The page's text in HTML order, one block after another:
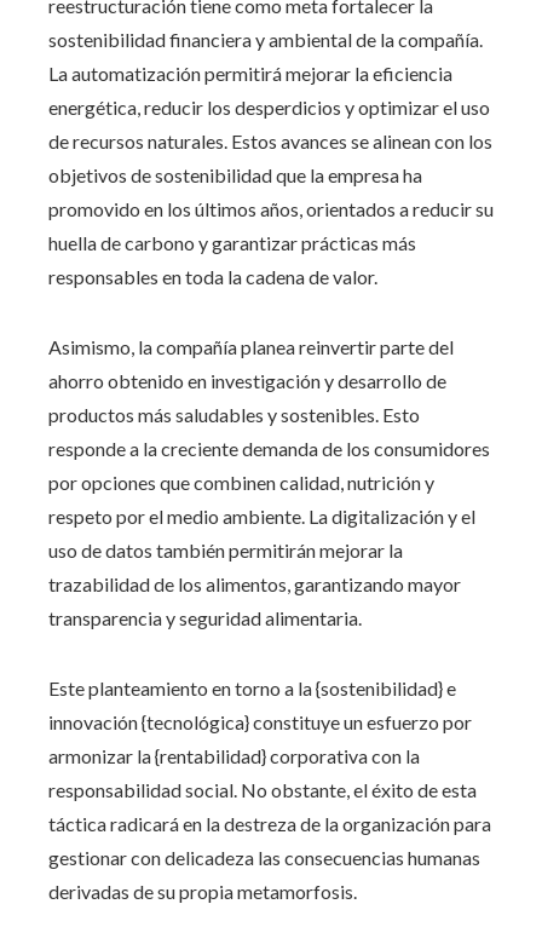
reestructuración tiene como meta fortalecer la
sostenibilidad financiera y ambiental de la compañía.
La automatización permitirá mejorar la eficiencia
energética, reducir los desperdicios y optimizar el uso
de recursos naturales. Estos avances se alinean con los
objetivos de sostenibilidad que la empresa ha
promovido en los últimos años, orientados a reducir su
huella de carbono y garantizar prácticas más
responsables en toda la cadena de valor.
Asimismo, la compañía planea reinvertir parte del
ahorro obtenido en investigación y desarrollo de
productos más saludables y sostenibles. Esto
responde a la creciente demanda de los consumidores
por opciones que combinen calidad, nutrición y
respeto por el medio ambiente. La digitalización y el
uso de datos también permitirán mejorar la
trazabilidad de los alimentos, garantizando mayor
transparencia y seguridad alimentaria.
Este planteamiento en torno a la {sostenibilidad} e
innovación {tecnológica} constituye un esfuerzo por
armonizar la {rentabilidad} corporativa con la
responsabilidad social. No obstante, el éxito de esta
táctica radicará en la destreza de la organización para
gestionar con delicadeza las consecuencias humanas
derivadas de su propia metamorfosis.